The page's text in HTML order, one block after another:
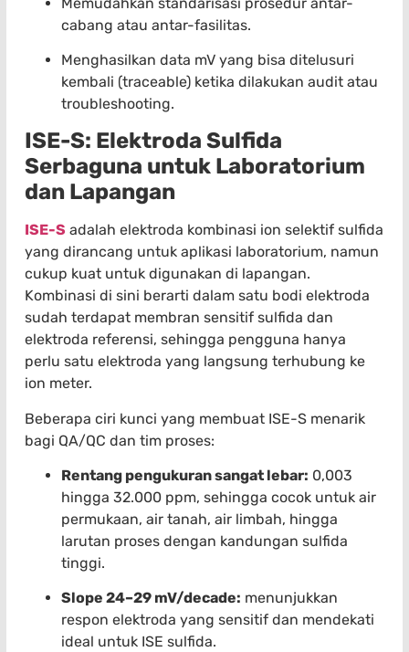
cabang atau antar-fasilitas.
Menghasilkan data mV yang bisa ditelusuri
kembali (traceable) ketika dilakukan audit atau
troubleshooting.
ISE-S: Elektroda Sulfida
Serbaguna untuk Laboratorium
dan Lapangan
ISE-S adalah elektroda kombinasi ion selektif sulfida
yang dirancang untuk aplikasi laboratorium, namun
cukup kuat untuk digunakan di lapangan.
Kombinasi di sini berarti dalam satu bodi elektroda
sudah terdapat membran sensitif sulfida dan
elektroda referensi, sehingga pengguna hanya
perlu satu elektroda yang langsung terhubung ke
ion meter.
Beberapa ciri kunci yang membuat ISE-S menarik
bagi QA/QC dan tim proses:
Rentang pengukuran sangat lebar: 0,003
hingga 32.000 ppm, sehingga cocok untuk air
permukaan, air tanah, air limbah, hingga
larutan proses dengan kandungan sulfida
tinggi.
Slope 24–29 mV/decade: menunjukkan
respon elektroda yang sensitif dan mendekati
ideal untuk ISE sulfida.